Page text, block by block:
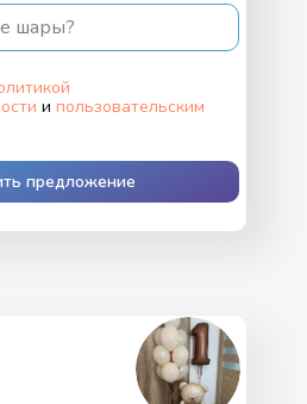
шары?
и пользовательским
предложение